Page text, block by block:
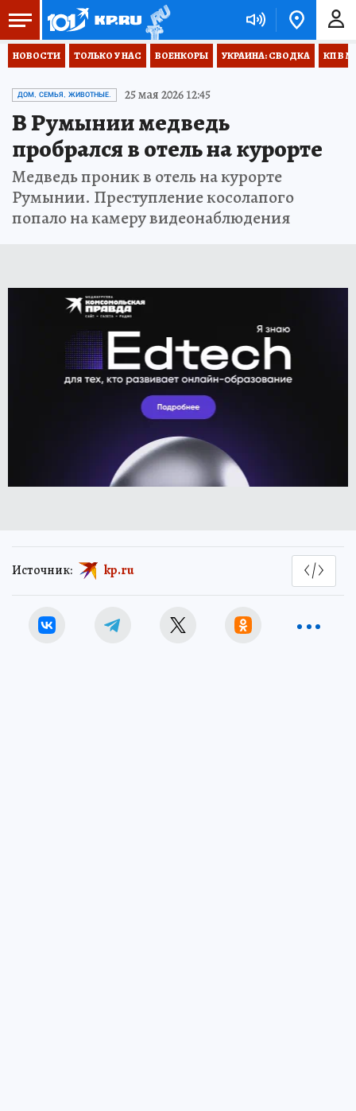
НОВОСТИ ТОЛЬКО У НАС ВОЕНКОРЫ УКРАИНА: СВОДКА КП В
ДОМ, СЕМЬЯ, ЖИВОТНЫЕ. 25 мая 2026 12:45
В Румынии медведь
пробрался в отель на курорте
Медведь проник в отель на курорте
Румынии. Преступление косолапого
попало на камеру видеонаблюдения
Источник: kp.ru